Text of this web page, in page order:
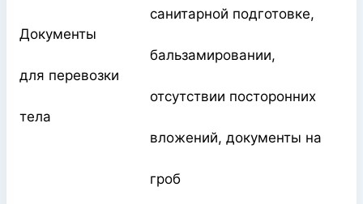
Документы
для перевозки
тела
санитарной подготовке,
бальзамировании,
отсутствии посторонних
вложений, документы на
гроб